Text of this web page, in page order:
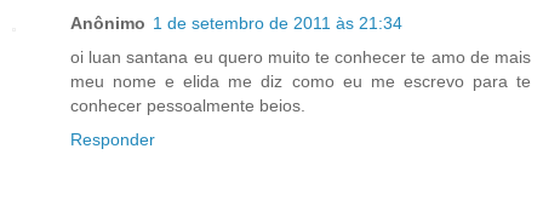
Anônimo 1 de setembro de 2011 às 21:34
oi luan santana eu quero muito te conhecer te amo de mais
meu nome e elida me diz como eu me escrevo para te
conhecer pessoalmente beios.
Responder